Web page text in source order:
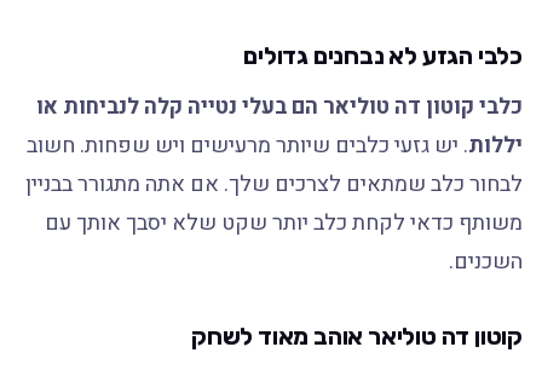
כלבי הגזע לא נבחנים גדולים
כלבי קוטון דה טוליאר הם בעלי נטייה קלה לנביחות או
יללות. יש גזעי כלבים שיותר מרעישים ויש שפחות. חשוב
לבחור כלב שמתאים לצרכים שלך. אם אתה מתגורר בבניין
משותף כדאי לקחת כלב יותר שקט שלא יסבך אותך עם
השכנים.
קוטון דה טוליאר אוהב מאוד לשחק